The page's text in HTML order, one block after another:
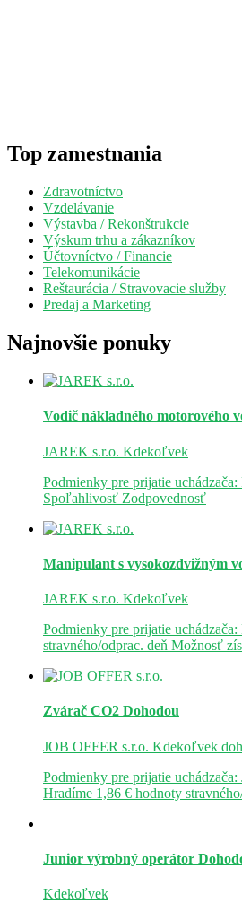
Top zamestnania
Zdravotníctvo
Vzdelávanie
Výstavba / Rekonštrukcie
Výskum trhu a zákazníkov
Účtovníctvo / Financie
Telekomunikácie
Reštaurácia / Stravovacie služby
Predaj a Marketing
Najnovšie ponuky
Vodič nákladného motorového
JAREK s.r.o. Kdekoľvek
Podmienky pre prijatie
Spoľahlivosť Zodpovednosť
Manipulant s vysokozdvižným
JAREK s.r.o. Kdekoľvek
Podmienky pre prijatie
stravného/odprac. deň Možnosť
Zvárač CO2 Dohodou
JOB OFFER s.r.o. Kdekoľvek
Podmienky pre prijatie
Hradíme 1,86 € hodnoty
Junior výrobný operátor
Kdekoľvek